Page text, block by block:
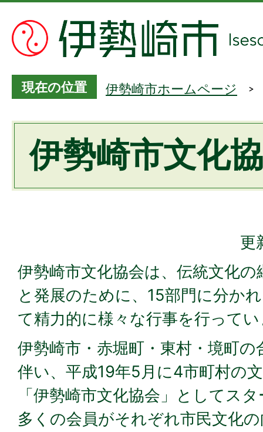
現在の位置 伊勢崎市ホームページ
伊勢崎市文化
更
伊勢崎市文化協会は、伝統文化
と発展のために、15部門に分か
て精力的に様々な行事を行って
伊勢崎市・赤堀町・東村・境町
伴い、平成19年5月に4市町村の
「伊勢崎市文化協会」としてス
多くの会員がそれぞれ市民文化